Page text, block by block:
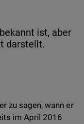
ist, aber
darstellt.
zu sagen, wann er
im April 2016